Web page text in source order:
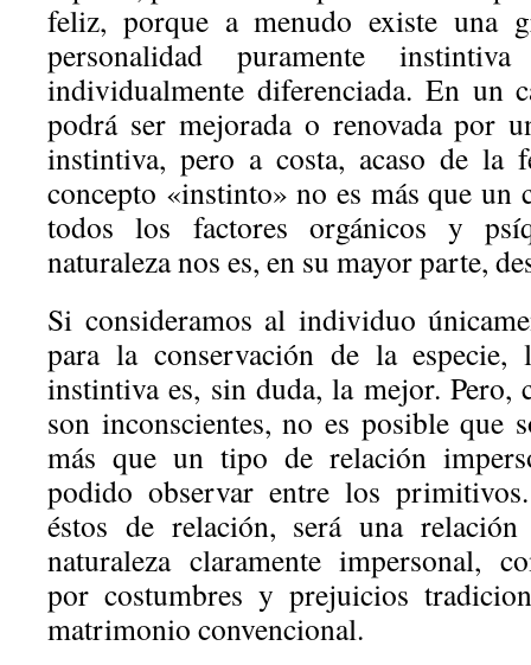
feliz, porque a menudo existe una
personalidad puramente
individualmente diferenciada. En un
podrá ser mejorada o renovada por
instintiva, pero a costa, acaso de la
concepto «instinto» no es más que un
todos los factores orgánicos y
naturaleza nos es, en su mayor parte,
Si consideramos al individuo
para la conservación de la especie,
instintiva es, sin duda, la mejor. Pero,
son inconscientes, no es posible que
más que un tipo de relación
podido observar entre los
éstos de relación, será una
naturaleza claramente impersonal,
por costumbres y prejuicios
matrimonio convencional.